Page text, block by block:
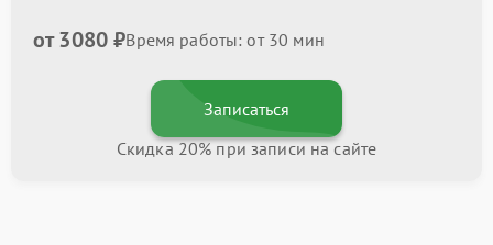
от 3080 ₽Время работы: от 30 мин
Записаться
Скидка 20% при записи на сайте